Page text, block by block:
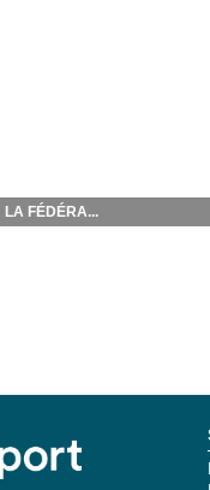
LA FÉDÉRA...